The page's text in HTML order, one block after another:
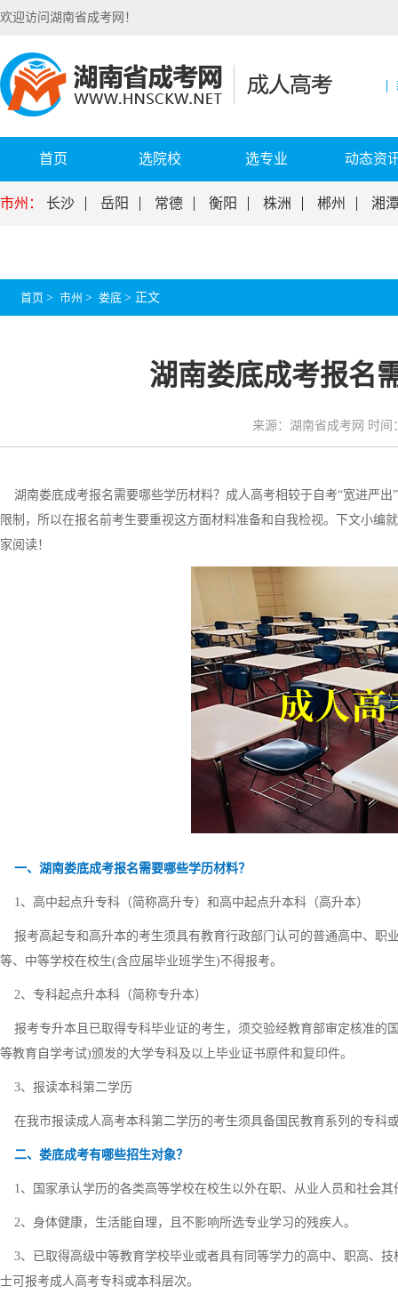
欢迎访问湖南省成考网！
首页 选院校 选专业 动态资
市州： 长沙 岳阳 常德 衡阳 株洲 郴州 湘
首页 > 市州 > 娄底 > 正文
湖南娄底成考报名
来源：湖南省成考网 时间
湖南娄底成考报名需要哪些学历材料？成人高考相较于自考“宽进严
限制，所以在报名前考生要重视这方面材料准备和自我检视。下文小编
家阅读！
一、湖南娄底成考报名需要哪些学历材料？
1、高中起点升专科（简称高升专）和高中起点升本科（高升本）
报考高起专和高升本的考生须具有教育行政部门认可的普通高中、职
等、中等学校在校生(含应届毕业班学生)不得报考。
2、专科起点升本科（简称专升本）
报考专升本且已取得专科毕业证的考生，须交验经教育部审定核准的
等教育自学考试)颁发的大学专科及以上毕业证书原件和复印件。
3、报读本科第二学历
在我市报读成人高考本科第二学历的考生须具备国民教育系列的专科
二、娄底成考有哪些招生对象？
1、国家承认学历的各类高等学校在校生以外在职、从业人员和社会其
2、身体健康，生活能自理，且不影响所选专业学习的残疾人。
3、已取得高级中等教育学校毕业或者具有同等学力的高中、职高、
士可报考成人高考专科或本科层次。